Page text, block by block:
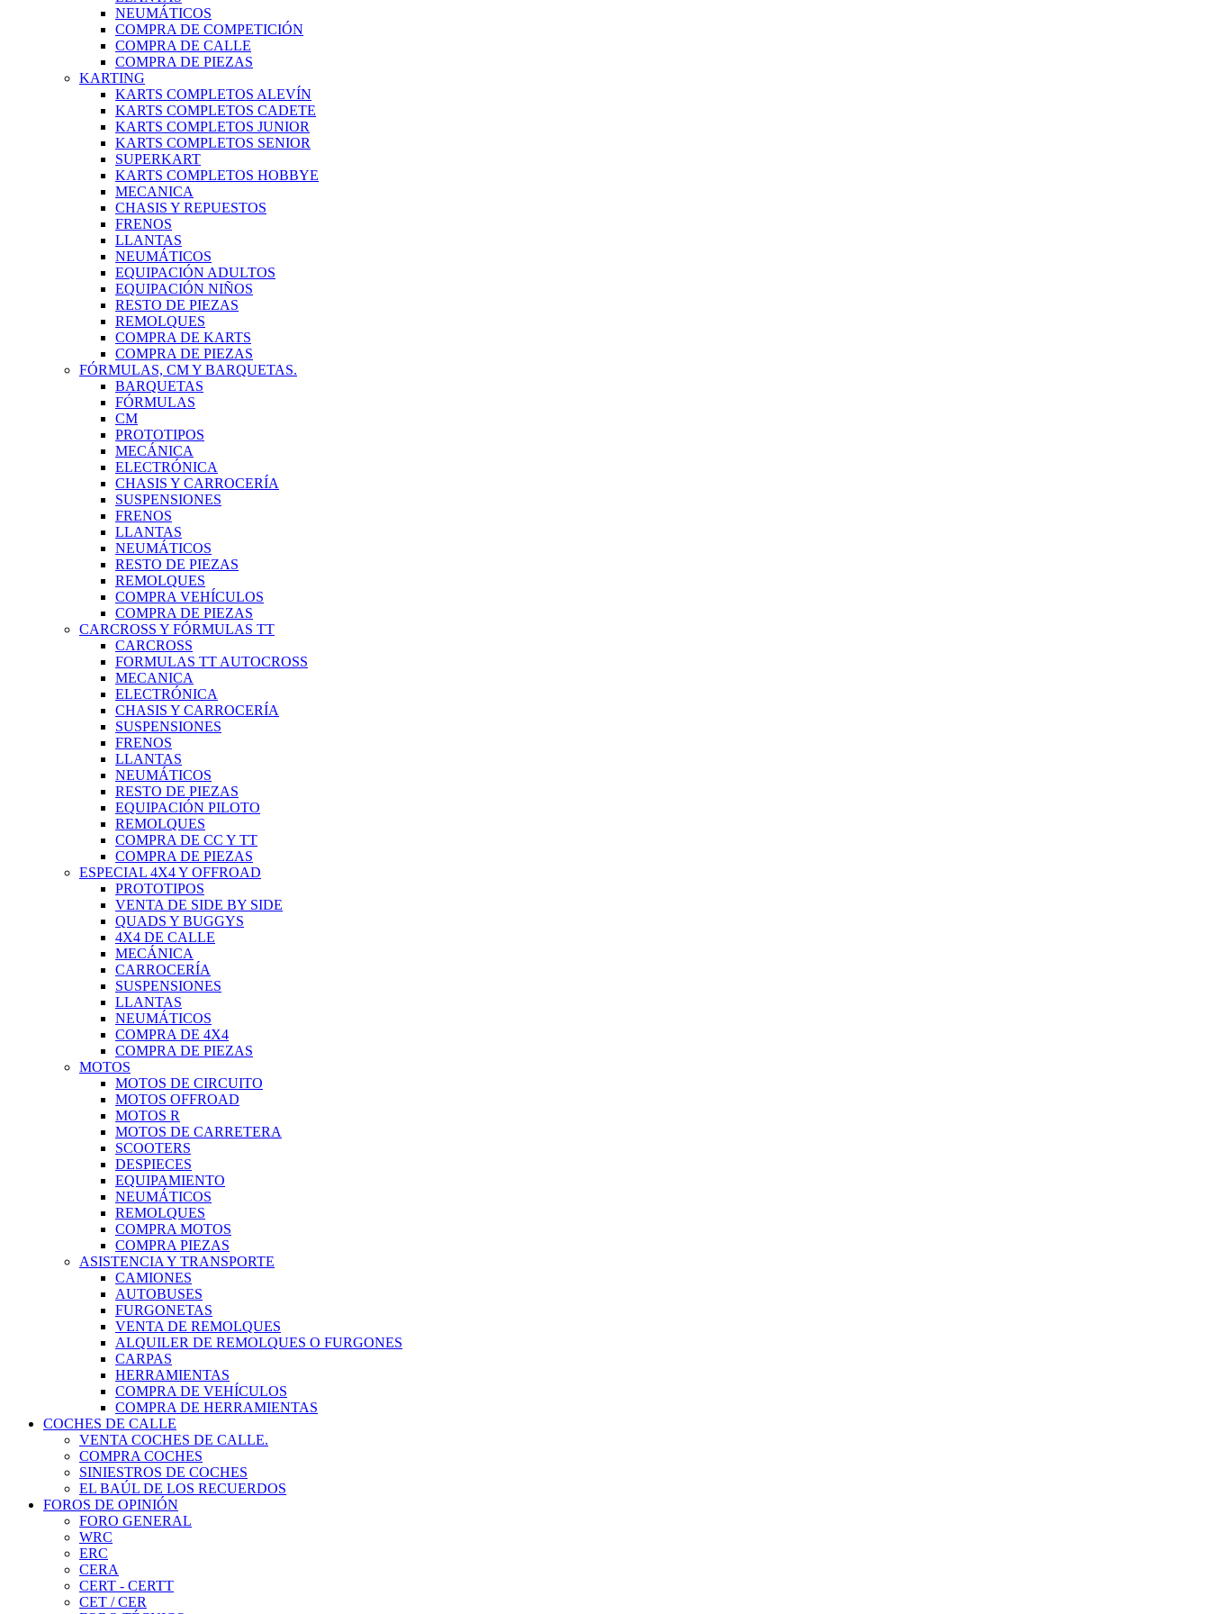
NEUMÁTICOS
COMPRA DE COMPETICIÓN
COMPRA DE CALLE
COMPRA DE PIEZAS
KARTING
KARTS COMPLETOS ALEVÍN
KARTS COMPLETOS CADETE
KARTS COMPLETOS JUNIOR
KARTS COMPLETOS SENIOR
SUPERKART
KARTS COMPLETOS HOBBYE
MECANICA
CHASIS Y REPUESTOS
FRENOS
LLANTAS
NEUMÁTICOS
EQUIPACIÓN ADULTOS
EQUIPACIÓN NIÑOS
RESTO DE PIEZAS
REMOLQUES
COMPRA DE KARTS
COMPRA DE PIEZAS
FÓRMULAS, CM Y BARQUETAS.
BARQUETAS
FÓRMULAS
CM
PROTOTIPOS
MECÁNICA
ELECTRÓNICA
CHASIS Y CARROCERÍA
SUSPENSIONES
FRENOS
LLANTAS
NEUMÁTICOS
RESTO DE PIEZAS
REMOLQUES
COMPRA VEHÍCULOS
COMPRA DE PIEZAS
CARCROSS Y FÓRMULAS TT
CARCROSS
FORMULAS TT AUTOCROSS
MECANICA
ELECTRÓNICA
CHASIS Y CARROCERÍA
SUSPENSIONES
FRENOS
LLANTAS
NEUMÁTICOS
RESTO DE PIEZAS
EQUIPACIÓN PILOTO
REMOLQUES
COMPRA DE CC Y TT
COMPRA DE PIEZAS
ESPECIAL 4X4 Y OFFROAD
PROTOTIPOS
VENTA DE SIDE BY SIDE
QUADS Y BUGGYS
4X4 DE CALLE
MECÁNICA
CARROCERÍA
SUSPENSIONES
LLANTAS
NEUMÁTICOS
COMPRA DE 4X4
COMPRA DE PIEZAS
MOTOS
MOTOS DE CIRCUITO
MOTOS OFFROAD
MOTOS R
MOTOS DE CARRETERA
SCOOTERS
DESPIECES
EQUIPAMIENTO
NEUMÁTICOS
REMOLQUES
COMPRA MOTOS
COMPRA PIEZAS
ASISTENCIA Y TRANSPORTE
CAMIONES
AUTOBUSES
FURGONETAS
VENTA DE REMOLQUES
ALQUILER DE REMOLQUES O FURGONES
CARPAS
HERRAMIENTAS
COMPRA DE VEHÍCULOS
COMPRA DE HERRAMIENTAS
COCHES DE CALLE
VENTA COCHES DE CALLE.
COMPRA COCHES
SINIESTROS DE COCHES
EL BAÚL DE LOS RECUERDOS
FOROS DE OPINIÓN
FORO GENERAL
WRC
ERC
CERA
CERT - CERTT
CET / CER